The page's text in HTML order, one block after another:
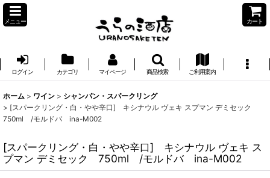
メニュー カート
ログイン カテゴリ マイページ 商品検索 ご利用案内
ホーム > ワイン > シャンパン・スパークリング
> [スパークリング・白・やや辛口] キシナウル ヴェキ スプマン デミセック
750ml /モルドバ ina-M002
[スパークリング・白・やや辛口] キシナウル ヴェキ ス
プマン デミセック 750ml /モルドバ ina-M002